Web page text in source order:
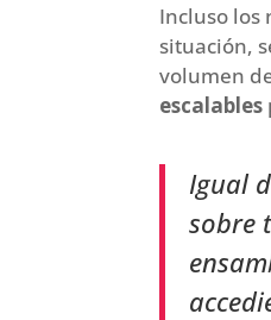
Incluso los
situación,
volumen
escalables
Igual
sobre